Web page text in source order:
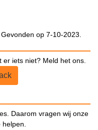
op 7-10-2023.
er iets niet? Meld het ons.
Daarom vragen wij onze
helpen.